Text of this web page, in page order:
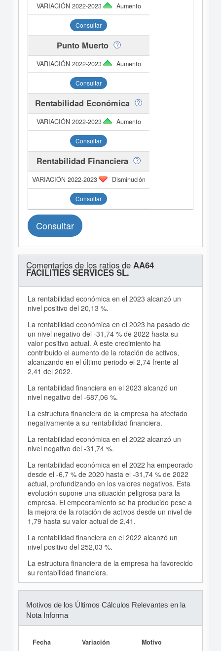
Aumento
Consultar
Punto Muerto
Aumento
Consultar
Rentabilidad Económica
Aumento
Consultar
Rentabilidad Financiera
Disminución
Consultar
Consultar
Comentarios de los ratios de AA64
FACILITIES SERVICES SL.
La rentabilidad económica en el 2023 alcanzó un
nivel positivo del 20,13 %.
La rentabilidad económica en el 2023 ha pasado de
un nivel negativo del -31,74 % de 2022 hasta su
valor positivo actual. A este crecimiento ha
contribuido el aumento de la rotación de activos,
alcanzando en el último periodo el 2,74 frente al
2,41 del 2022.
La rentabilidad financiera en el 2023 alcanzó un
nivel negativo del -687,06 %.
La estructura financiera de la empresa ha afectado
negativamente a su rentabilidad financiera.
La rentabilidad económica en el 2022 alcanzó un
nivel negativo del -31,74 %.
La rentabilidad económica en el 2022 ha empeorado
desde el -6,7 % de 2020 hasta el -31,74 % de 2022
actual, profundizando en los valores negativos. Esta
evolución supone una situación peligrosa para la
empresa. El empeoramiento se ha producido pese a
la mejora de la rotación de activos desde un nivel de
1,79 hasta su valor actual de 2,41.
La rentabilidad financiera en el 2022 alcanzó un
nivel positivo del 252,03 %.
La estructura financiera de la empresa ha favorecido
su rentabilidad financiera.
Motivos de los Últimos Cálculos Relevantes en la
Nota Informa
Fecha Variación Motivo